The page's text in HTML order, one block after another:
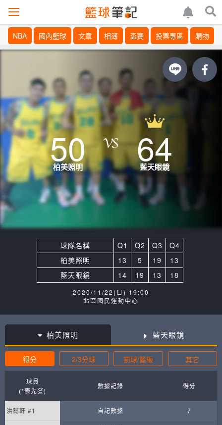
NBA 國內籃球 文章 相簿 盃賽 投票專區 購物
50
柏美照明 64
藍天眼鏡
球隊名稱 Q1 Q2 Q3
Q4
柏美照明
13 5 19
13
藍天眼鏡
14 19 13 18
2020/11/22(日) 19:00
北區國民運動中心
柏美照明 藍天眼鏡
得分 2/3分球 罰球/籃板 其它
球員
(*表先發)
數據記錄 得分
洪懿軒 #1 自記數據 7